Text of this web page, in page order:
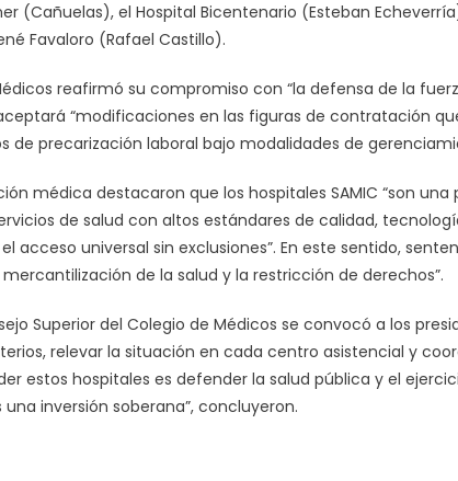
(Cañuelas), el Hospital Bicentenario (Esteban
Favaloro (Rafael Castillo).
reafirmó su compromiso con “la defensa de la
“modificaciones en las figuras de contratación
de precarización laboral bajo modalidades de
médica destacaron que los hospitales SAMIC “son
de salud con altos estándares de calidad,
acceso universal sin exclusiones”. En este sentido,
de la salud y la restricción de derechos”.
Superior del Colegio de Médicos se convocó a los
relevar la situación en cada centro asistencial y
estos hospitales es defender la salud pública y el
inversión soberana”, concluyeron.